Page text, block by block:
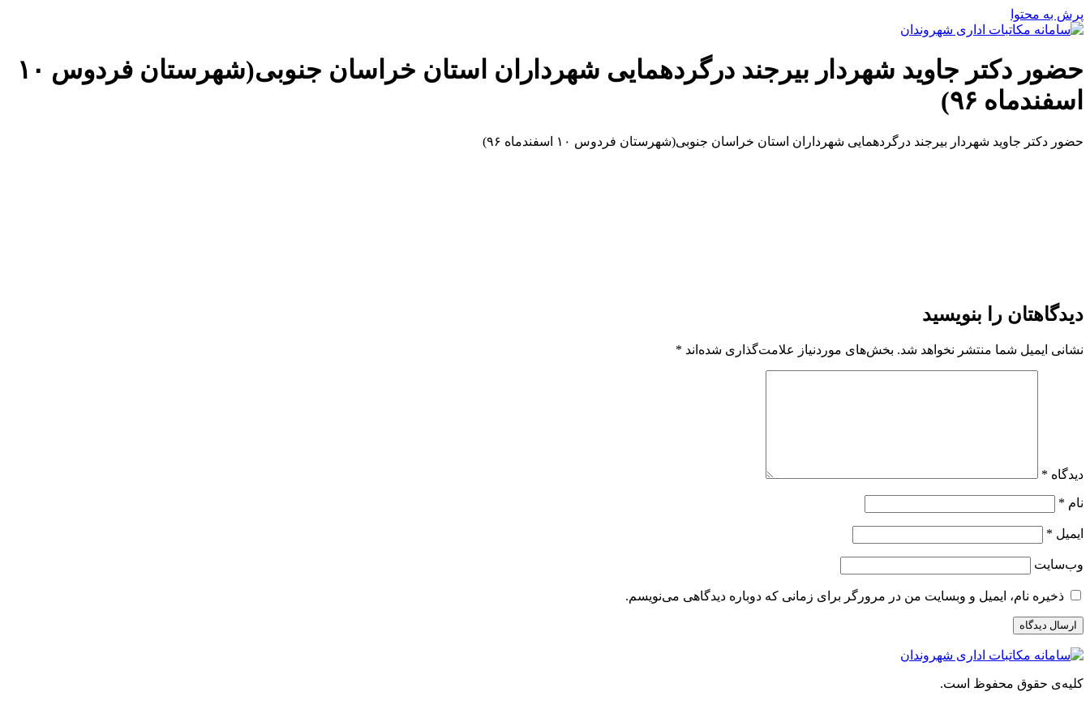
پرش به محتوا
حضور دکتر جاوید شهردار بیرجند درگردهمایی شهرداران استان خراسان جنوبی(شهرستان فردوس ۱۰
اسفندماه ۹۶)
حضور دکتر جاوید شهردار بیرجند درگردهمایی شهرداران استان خراسان جنوبی(شهرستان فردوس ۱۰ اسفندماه ۹۶)
دیدگاهتان را بنویسید
نشانی ایمیل شما منتشر نخواهد شد. بخش‌های موردنیاز علامت‌گذاری شده‌اند *
دیدگاه *
نام *
ایمیل *
وب‌سایت
ذخیره نام، ایمیل و وبسایت من در مرورگر برای زمانی که دوباره دیدگاهی می‌نویسم.
کلیه‌ی حقوق محفوظ است.